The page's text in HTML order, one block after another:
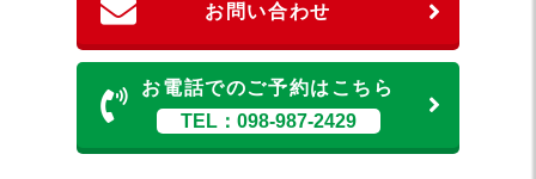
お問い合わせ
お電話でのご予約はこちら
TEL：098-987-2429